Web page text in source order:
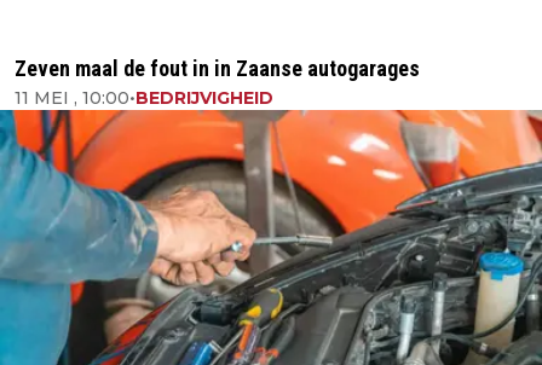
Zeven maal de fout in in Zaanse autogarages
11 MEI , 10:00•BEDRIJVIGHEID